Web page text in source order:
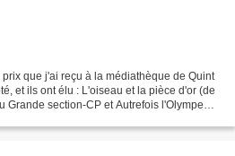
que j'ai reçu à la médiathèque de Quint
et ils ont élu : L'oiseau et la pièce d'or (de
Grande section-CP et Autrefois l'Olympe